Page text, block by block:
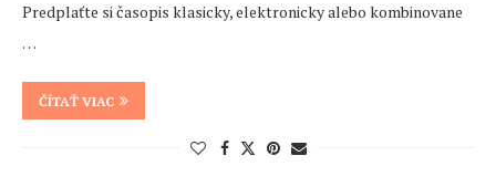
Predplaťte si časopis klasicky, elektronicky alebo kombinovane
…
ČÍTAŤ VIAC